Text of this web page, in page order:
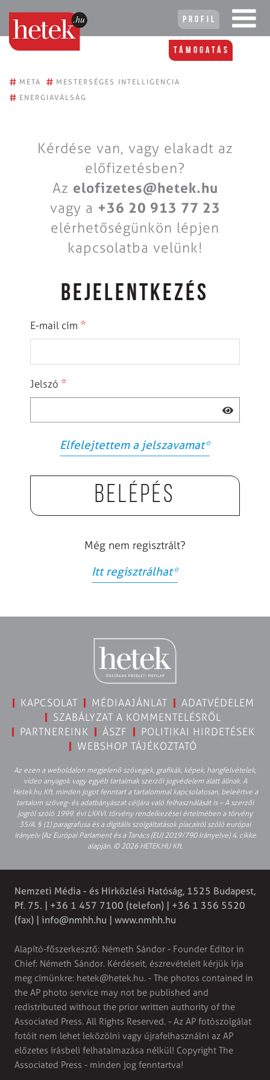
Profil
Támogatás
# META # MESTERSÉGES INTELLIGENCIA
# ENERGIAVÁLSÁG
Kérdése van, vagy elakadt az
előfizetésben?
Az elofizetes@hetek.hu
vagy a +36 20 913 77 23
elérhetőségünkön lépjen
kapcsolatba velünk!
BEJELENTKEZÉS
E-mail cím *
Jelszó *
Elfelejtettem a jelszavamat*
Belépés
Még nem regisztrált?
Itt regisztrálhat*
KAPCSOLAT MÉDIAAJÁNLAT
ADATVÉDELEM
SZABÁLYZAT A KOMMENTELÉSRŐL
PARTNEREINK
ÁSZF
POLITIKAI HIRDETÉSEK
WEBSHOP TÁJÉKOZTATÓ
Az ezen a weboldalon megjelenő szövegek, grafikák, képek, hangfelvételek,
video anyagok vagy egyéb tartalmak szerzői jogvédelem alatt állnak. A
Hetek.hu Kft. minden jogot fenntart a tartalommal kapcsolatosan, beleértve a
tartalom szöveg- és adatbányászat céljára való felhasználását is – A szerzői
jogról szóló 1999. évi LXXVI. törvény rendelkezései értelmében a törvény
35/A. § (1) paragrafusa és a digitális szolgáltatások piacairól szóló európai
irányelv (Az Európai Parlament és a Tanács (EU) 2019/790 Irányelve) 4. cikke
alapján. © 2026 HETEK.HU Kft.
Nemzeti Média - és Hírközlési Hatóság, 1525 Budapest,
Pf. 75. | +36 1 457 7100 (telefon) | +36 1 356 5520
(fax) | info@nmhh.hu | www.nmhh.hu
Alapító-főszerkesztő: Németh Sándor - Founder Editor in
Chief: Németh Sándor. Kérdéseit, észrevételeit kérjük írja
meg címünkre: hetek@hetek.hu. - The photos contained in
the AP photo service may not be published and
redistributed without the prior written authority of the
Associated Press. All Rights Reserved. - Az AP fotószolgálat
fotóit nem lehet leközölni vagy újrafelhasználni az AP
előzetes írásbeli felhatalmazása nélkül! Copyright The
Associated Press - minden jog fenntartva!